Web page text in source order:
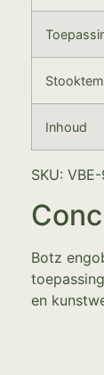
Inhoud
SKU:
Botz
en